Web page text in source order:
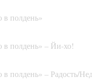
в полдень»
в полдень» – Йи-хо!
в полдень» – Радость/